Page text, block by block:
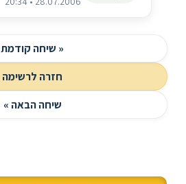
« שיחה קודמת
חזרה לרשימה
שיחה הבאה »